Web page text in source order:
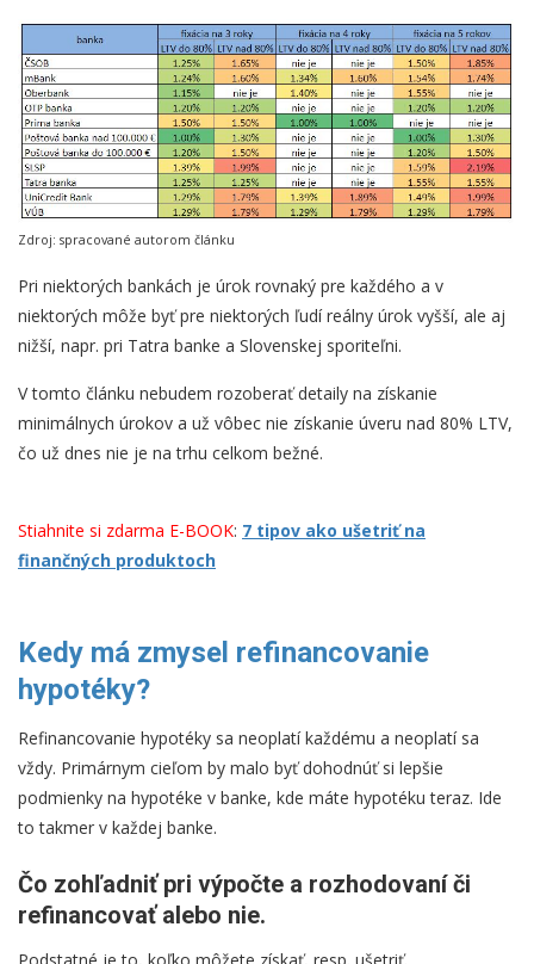
Zdroj: spracované autorom článku
Pri niektorých bankách je úrok rovnaký pre každého a v
niektorých môže byť pre niektorých ľudí reálny úrok vyšší, ale aj
nižší, napr. pri Tatra banke a Slovenskej sporiteľni.
V tomto článku nebudem rozoberať detaily na získanie
minimálnych úrokov a už vôbec nie získanie úveru nad 80% LTV,
čo už dnes nie je na trhu celkom bežné.
Stiahnite si zdarma E-BOOK: 7 tipov ako ušetriť na
finančných produktoch
Kedy má zmysel refinancovanie
hypotéky?
Refinancovanie hypotéky sa neoplatí každému a neoplatí sa
vždy. Primárnym cieľom by malo byť dohodnúť si lepšie
podmienky na hypotéke v banke, kde máte hypotéku teraz. Ide
to takmer v každej banke.
Čo zohľadniť pri výpočte a rozhodovaní či
refinancovať alebo nie.